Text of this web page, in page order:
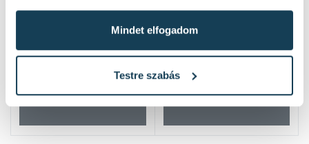
Mindet elfogadom
Testre szabás